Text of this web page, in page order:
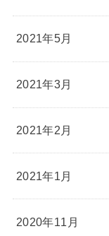
2021年5月
2021年3月
2021年2月
2021年1月
2020年11月